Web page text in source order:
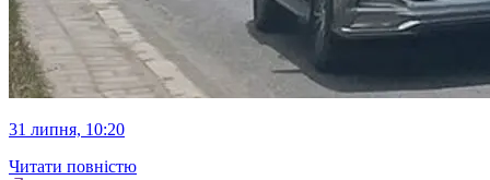
31 липня, 10:20
Читати повністю